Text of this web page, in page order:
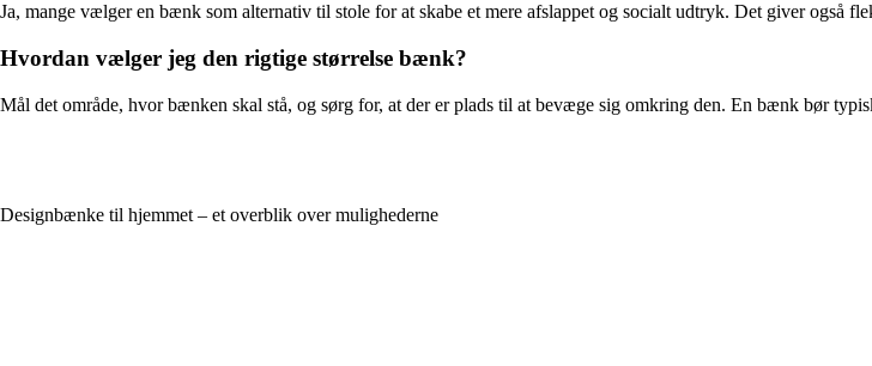
Ja, mange vælger en bænk som alternativ til stole for at skabe et mere afslappet og socialt udtryk. Det giver også
Hvordan vælger jeg den rigtige størrelse bænk?
Mål det område, hvor bænken skal stå, og sørg for, at der er plads til at bevæge sig omkring den. En bænk bør
Designbænke til hjemmet – et overblik over mulighederne